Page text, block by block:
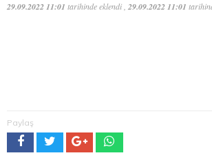
29.09.2022 11:01 tarihinde eklendi , 29.09.2022 11:01
Paylaş